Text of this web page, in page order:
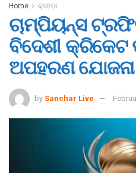
Home କ୍ରୀଡ଼ା
ଚାମ୍ପିୟନ୍ସ
ବିଦେଶୀ
ଅପହରଣ ଯୋଜନା
by Sanchar Live